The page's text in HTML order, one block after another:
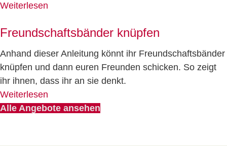
Weiterlesen
Freundschaftsbänder knüpfen
Anhand dieser Anleitung könnt ihr Freundschaftsbänder
knüpfen und dann euren Freunden schicken. So zeigt
ihr ihnen, dass ihr an sie denkt.
Weiterlesen
Alle Angebote ansehen